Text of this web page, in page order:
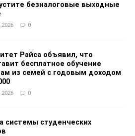
безналоговые выходные
2026 0
Райса объявил, что
бесплатное обучение
из семей с годовым доходом
2026 0
системы студенческих